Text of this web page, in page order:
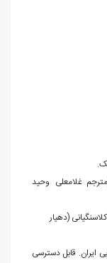
غلامعلی وحید
کلاسنگیانی (دهیار
ایران. قابل دسترسی